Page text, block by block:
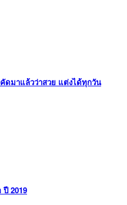
ดมาแล้วว่าสวย แต่งได้ทุกวัน
2019